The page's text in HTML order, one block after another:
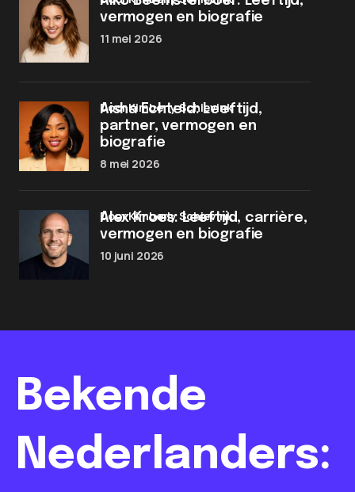
vermogen en biografie
11 mei 2026
Aisha Echteld: Leeftijd,
partner, vermogen en
biografie
door Kimberly Schievink
8 mei 2026
Alex Kroes: Leeftijd, carrière,
vermogen en biografie
door Kimberly Schievink
10 juni 2026
Bekende
Nederlanders: